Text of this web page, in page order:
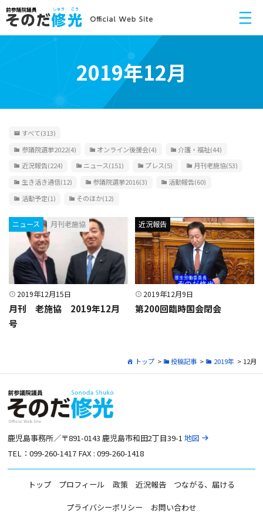
2019年12月
すべて(313)
参議院選挙2022(4) オンライン後援会(4) 介護・福祉(44)
近況報告(224) ニュース(151) プレス(5) 月刊老施協(53)
生き活き通信(12) 参議院選挙2016(3) 活動報告(60)
活動予定(1) そのほか(12)
2019年12月15日
月刊 老施協 2019年12月
号
ニュース 月刊老施協
2019年12月9日
第200回臨時国会閉会
近況報告
トップ > 投稿記事 > 2019年 > 12月
鹿児島事務所／〒891-0143 鹿児島市和田2丁目39-1地図
TEL：099-260-1417 FAX : 099-260-1418
トップ プロフィール 政策 近況報告 つながる、届ける
プライバシーポリシー お問い合わせ